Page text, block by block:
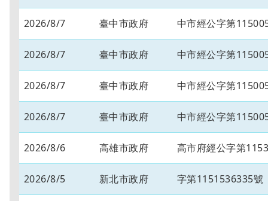
2026/8/7 臺中市政府 中市經公字第
2026/8/7 臺中市政府 中市經公字第
2026/8/7 臺中市政府 中市經公字第
2026/8/7 臺中市政府 中市經公字第
2026/8/6 高雄市政府 高市府經公字第
2026/8/5 新北市政府 字第1151536335號